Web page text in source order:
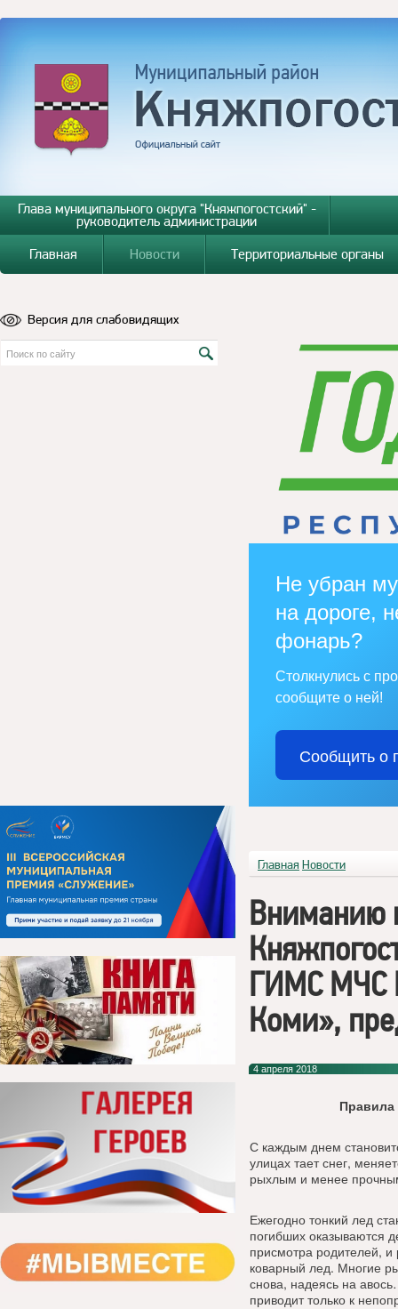
Глава муниципального округа "Княжпогостский" -
руководитель администрации
Главная
Новости Территориальные органы
Версия для слабовидящих
Не убран
на дороге,
фонарь?
Столкнулись с
сообщите о ней!
Сообщить о
Главная Новости
Вниманию
ГИМС МЧС
Коми»,
4 апреля 2018
Правила
С каждым днем
улицах тает снег,
рыхлым и менее
Ежегодно тонкий лед
погибших оказываются
присмотра родителей,
коварный лед. Многие
снова, надеясь на
приводит только к